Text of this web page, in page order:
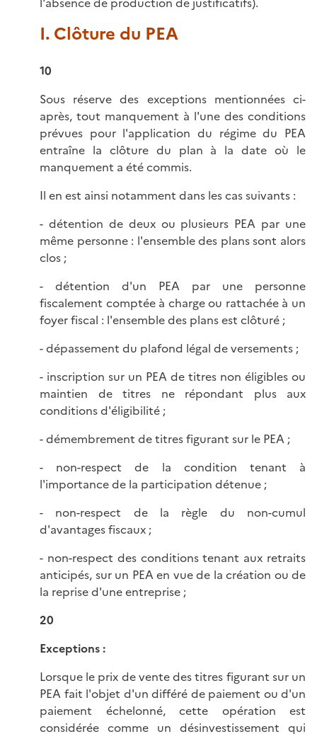
I. Clôture du PEA
10
Sous réserve des exceptions mentionnées ci-
après, tout manquement à l'une des conditions
prévues pour l'application du régime du PEA
entraîne la clôture du plan à la date où le
manquement a été commis.
Il en est ainsi notamment dans les cas suivants :
- détention de deux ou plusieurs PEA par une
même personne : l'ensemble des plans sont alors
clos ;
- détention d'un PEA par une personne
fiscalement comptée à charge ou rattachée à un
foyer fiscal : l'ensemble des plans est clôturé ;
- dépassement du plafond légal de versements ;
- inscription sur un PEA de titres non éligibles ou
maintien de titres ne répondant plus aux
conditions d'éligibilité ;
- démembrement de titres figurant sur le PEA ;
- non-respect de la condition tenant à
l'importance de la participation détenue ;
- non-respect de la règle du non-cumul
d'avantages fiscaux ;
- non-respect des conditions tenant aux retraits
anticipés, sur un PEA en vue de la création ou de
la reprise d'une entreprise ;
20
Exceptions :
Lorsque le prix de vente des titres figurant sur un
PEA fait l'objet d'un différé de paiement ou d'un
paiement échelonné, cette opération est
considérée comme un désinvestissement qui